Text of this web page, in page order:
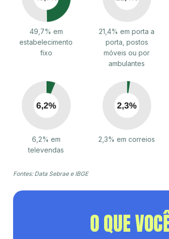
49,7% em
estabelecimento
fixo
21,4% em porta a
porta, postos
móveis ou por
ambulantes
6,2% em
televendas
2,3% em correios
Fontes: Data Sebrae e IBGE
O QUE